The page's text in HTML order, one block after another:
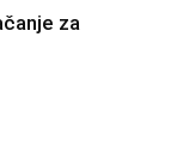
za